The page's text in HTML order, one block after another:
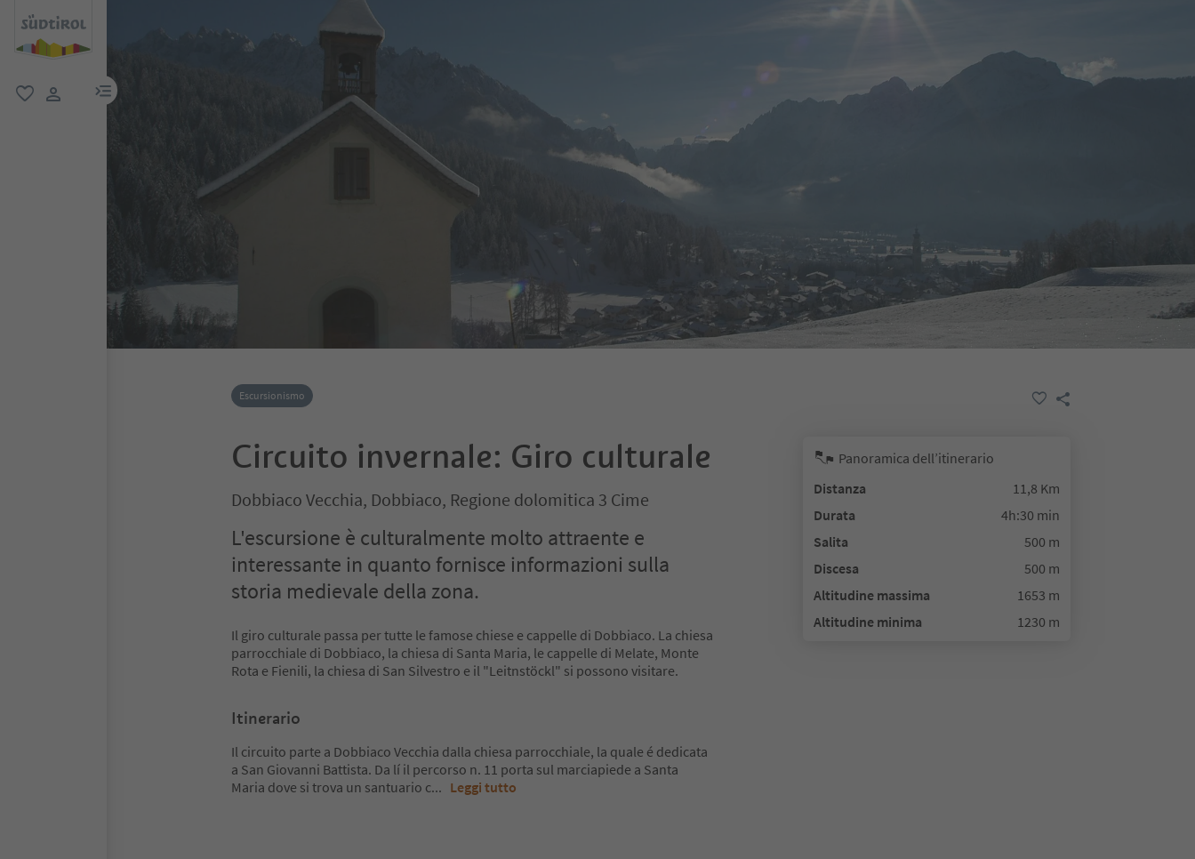
menu link
Escursionismo
Circuito invernale: Giro culturale
Dobbiaco Vecchia, Dobbiaco, Regione dolomitica 3 Cime
L'escursione è culturalmente molto attraente e
interessante in quanto fornisce informazioni sulla
storia medievale della zona.
Il giro culturale passa per tutte le famose chiese e cappelle di Dobbiaco. La chiesa
parrocchiale di Dobbiaco, la chiesa di Santa Maria, le cappelle di Melate, Monte
Rota e Fienili, la chiesa di San Silvestro e il "Leitnstöckl" si possono visitare.
Itinerario
Il circuito parte a Dobbiaco Vecchia dalla chiesa parrocchiale, la quale é dedicata
a San Giovanni Battista. Da lí il percorso n. 11 porta sul marciapiede a Santa
Maria dove si trova un santuario c... Leggi tutto
Panoramica dell’itinerario
Distanza
11,8 Km
Durata
4h:30 min
Salita
500 m
Discesa
500 m
Altitudine massima
1653 m
Altitudine minima
1230 m